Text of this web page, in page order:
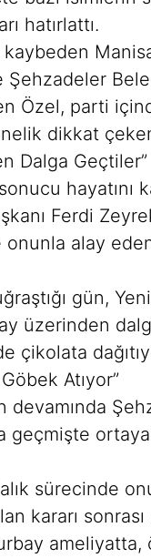
hatırlattı.
kaybeden
Şehzadeler
Özel, parti
dikkat
Dalga Geçtiler”
hayatını
Ferdi
onunla alay
gün,
üzerinden
çikolata
Atıyor”
devamında
geçmişte
sürecinde
kararı